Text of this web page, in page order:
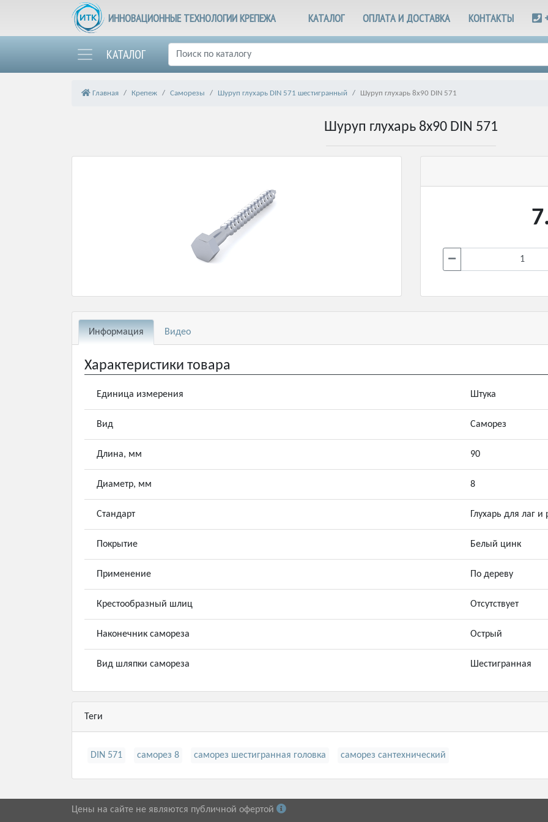
ИННОВАЦИОННЫЕ ТЕХНОЛОГИИ КРЕПЕЖА КАТАЛОГ ОПЛАТА И ДОСТАВКА КОНТАКТЫ
КАТАЛОГ
Главная Крепеж Саморезы Шуруп глухарь DIN 571 шестигранный Шуруп глухарь 8х90 DIN 571
Шуруп глухарь 8х90 DIN 571
Информация Видео
Характеристики товара
Единица измерения Штука
Вид Саморез
Длина, мм 90
Диаметр, мм 8
Стандарт Глухарь для лаг и
Покрытие Белый цинк
Применение По дереву
Крестообразный шлиц Отсутствует
Наконечник самореза Острый
Вид шляпки самореза Шестигранная
Теги
DIN 571 саморез 8 саморез шестигранная головка саморез сантехнический
Цены на сайте не являются публичной офертой